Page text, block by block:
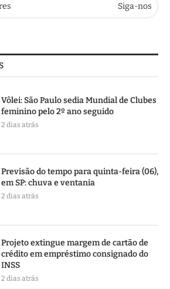
Siga-nos
Vôlei: São Paulo sedia Mundial de Clubes
feminino pelo 2º ano seguido
2 dias atrás
Previsão do tempo para quinta-feira (06),
em SP: chuva e ventania
2 dias atrás
Projeto extingue margem de cartão de
crédito em empréstimo consignado do
INSS
2 dias atrás